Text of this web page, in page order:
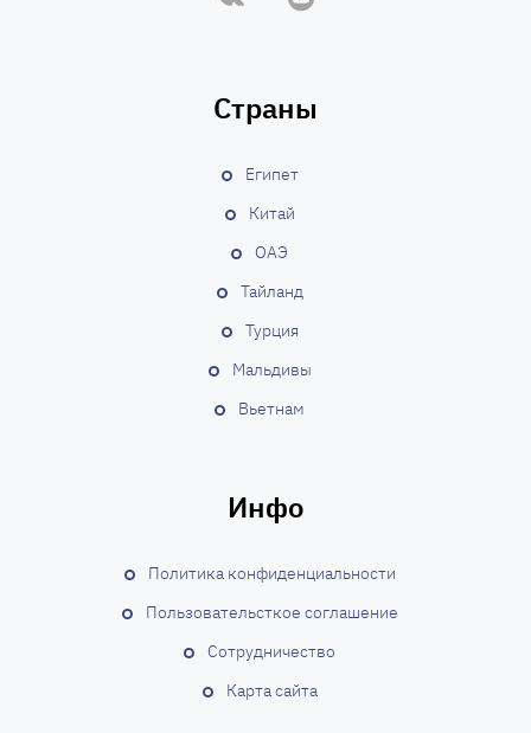
Страны
Египет
Китай
ОАЭ
Тайланд
Турция
Мальдивы
Вьетнам
Инфо
Политика конфиденциальности
Пользовательсткое соглашение
Сотрудничество
Карта сайта